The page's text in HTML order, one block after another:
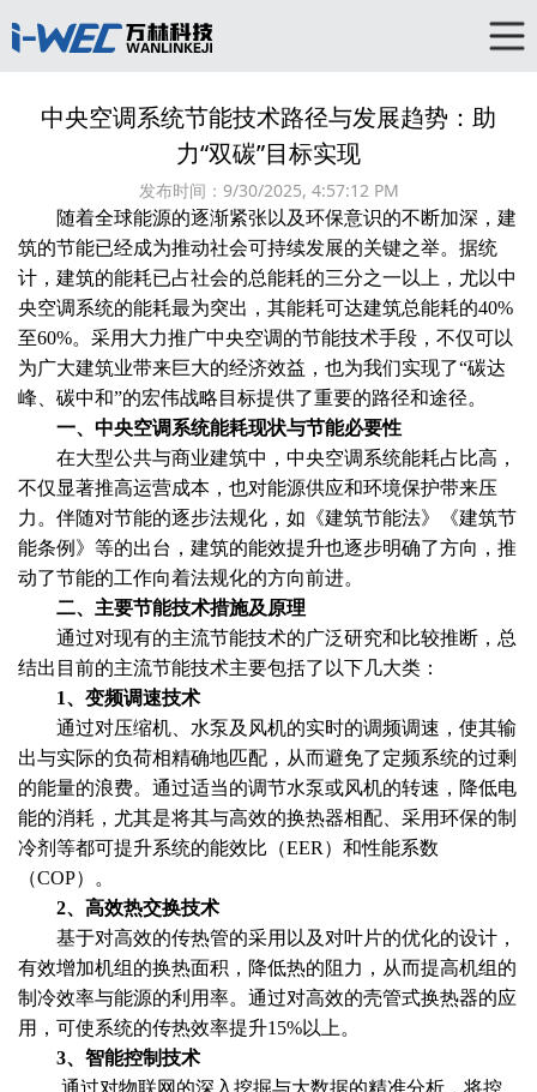
中央空调系统节能技术路径与发展趋势：助
力“双碳”目标实现
发布时间： 9/30/2025, 4:57:12 PM
随着全球能源的逐渐紧张以及环保意识的不断加深，建
筑的节能已经成为推动社会可持续发展的关键之举。据统
计，建筑的能耗已占社会的总能耗的三分之一以上，尤以中
央空调系统的能耗最为突出，其能耗可达建筑总能耗的40%
至60%。采用大力推广中央空调的节能技术手段，不仅可以
为广大建筑业带来巨大的经济效益，也为我们实现了“碳达
峰、碳中和”的宏伟战略目标提供了重要的路径和途径。
一、中央空调系统能耗现状与节能必要性
在大型公共与商业建筑中，中央空调系统能耗占比高，
不仅显著推高运营成本，也对能源供应和环境保护带来压
力。伴随对节能的逐步法规化，如《建筑节能法》《建筑节
能条例》等的出台，建筑的能效提升也逐步明确了方向，推
动了节能的工作向着法规化的方向前进。
二、主要节能技术措施及原理
通过对现有的主流节能技术的广泛研究和比较推断，总
结出目前的主流节能技术主要包括了以下几大类：
1、变频调速技术
通过对压缩机、水泵及风机的实时的调频调速，使其输
出与实际的负荷相精确地匹配，从而避免了定频系统的过剩
的能量的浪费。通过适当的调节水泵或风机的转速，降低电
能的消耗，尤其是将其与高效的换热器相配、采用环保的制
冷剂等都可提升系统的能效比（EER）和性能系数
（COP）。
2、高效热交换技术
基于对高效的传热管的采用以及对叶片的优化的设计，
有效增加机组的换热面积，降低热的阻力，从而提高机组的
制冷效率与能源的利用率。通过对高效的壳管式换热器的应
用，可使系统的传热效率提升15%以上。
3、智能控制技术
通过对物联网的深入挖掘与大数据的精准分析，将控